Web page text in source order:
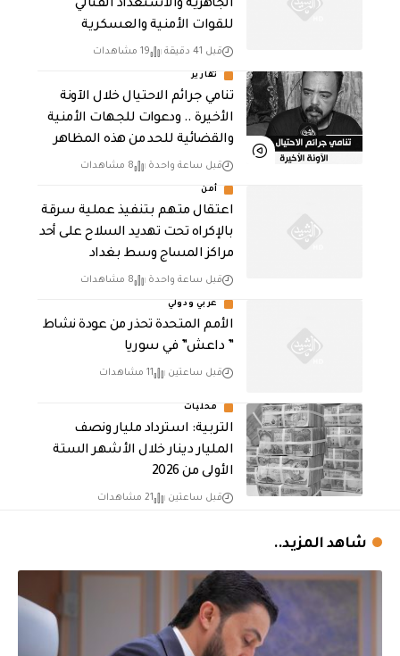
الجاهزية والاستعداد القتالي
للقوات الأمنية والعسكرية
قبل 41 دقيقة 19 مشاهدات
تقارير
تنامي جرائم الاحتيال خلال الآونة
الأخيرة .. ودعوات للجهات الأمنية
والقضائية للحد من هذه المظاهر
قبل ساعة واحدة 8 مشاهدات
أمن
اعتقال متهم بتنفيذ عملية سرقة
بالإكراه تحت تهديد السلاح على أحد
مراكز المساج وسط بغداد
قبل ساعة واحدة 8 مشاهدات
عربي ودولي
الأمم المتحدة تحذر من عودة نشاط
” داعش” في سوريا
قبل ساعتين 11 مشاهدات
محليات
التربية: استرداد مليار ونصف
المليار دينار خلال الأشهر الستة
الأولى من 2026
قبل ساعتين 21 مشاهدات
شاهد المزيد..